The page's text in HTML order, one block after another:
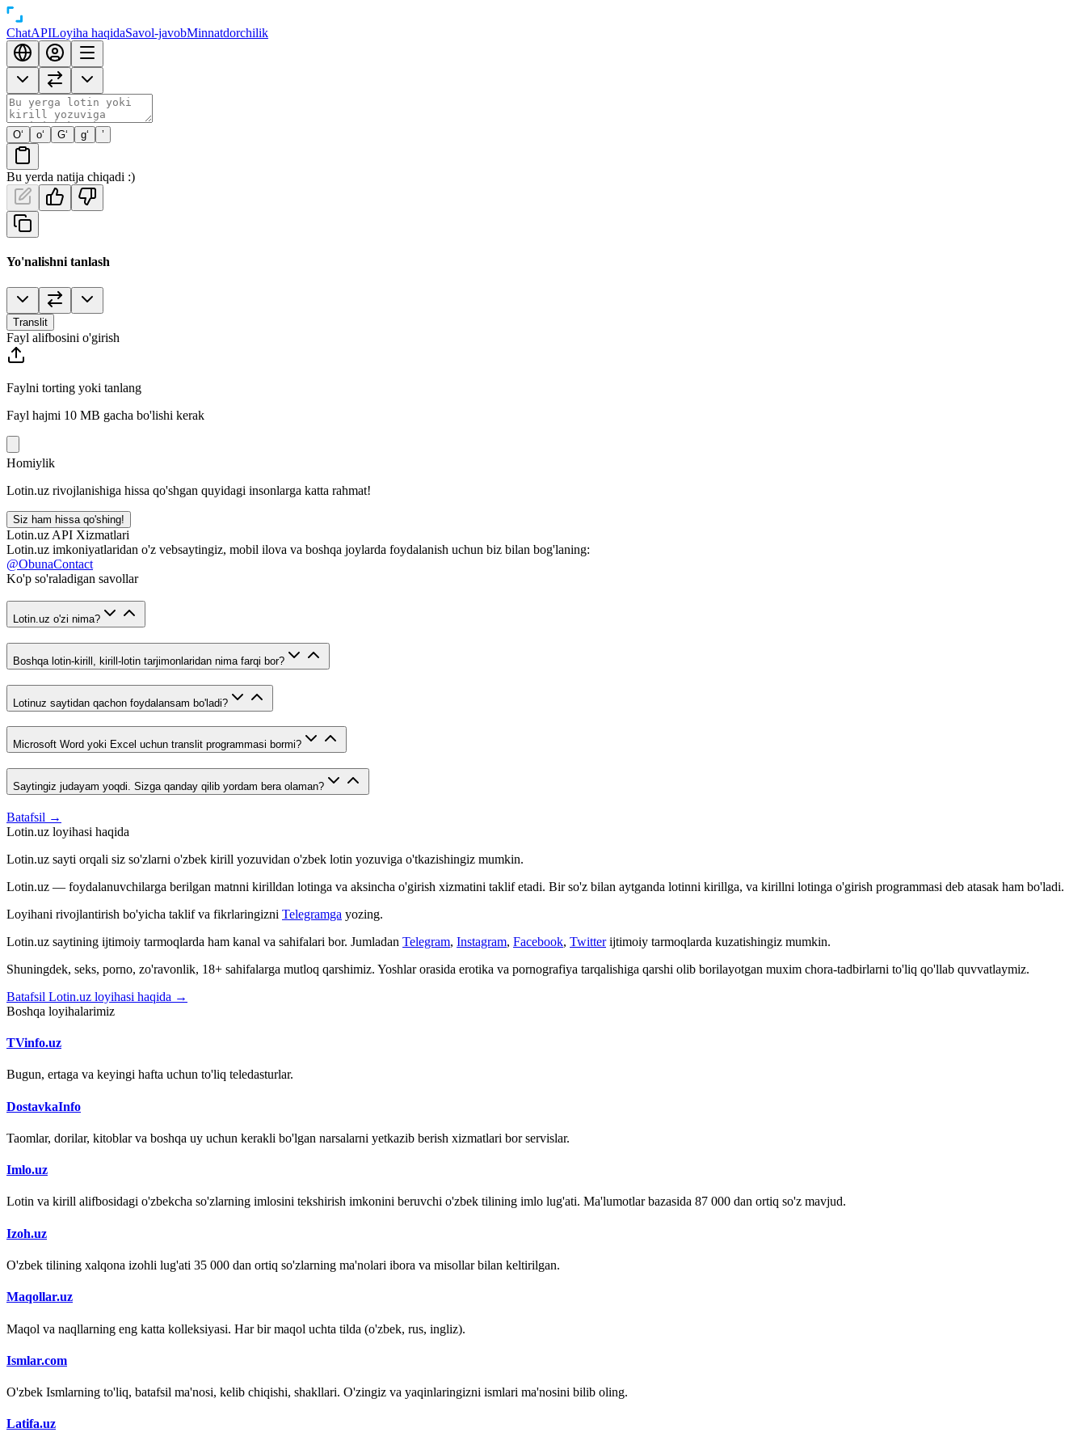
ChatAPILoyiha haqidaSavol-javobMinnatdorchilik
O‘ o‘ G‘ g‘ ’
Bu yerda natija chiqadi :)
Yo'nalishni tanlash
Translit
Fayl alifbosini o'girish
Faylni torting yoki tanlang
Fayl hajmi 10 MB gacha bo'lishi kerak
Homiylik
Lotin.uz rivojlanishiga hissa qo'shgan quyidagi insonlarga katta rahmat!
Siz ham hissa qo'shing!
Lotin.uz API Xizmatlari
Lotin.uz imkoniyatlaridan o'z vebsaytingiz, mobil ilova va boshqa joylarda foydalanish uchun biz bilan bog'laning:
@ObunaContact
Ko'p so'raladigan savollar
Lotin.uz o'zi nima?
Boshqa lotin-kirill, kirill-lotin tarjimonlaridan nima farqi bor?
Lotinuz saytidan qachon foydalansam bo'ladi?
Microsoft Word yoki Excel uchun translit programmasi bormi?
Saytingiz judayam yoqdi. Sizga qanday qilib yordam bera olaman?
Batafsil →
Lotin.uz loyihasi haqida
Lotin.uz sayti orqali siz so'zlarni o'zbek kirill yozuvidan o'zbek lotin yozuviga o'tkazishingiz mumkin.
Lotin.uz — foydalanuvchilarga berilgan matnni kirilldan lotinga va aksincha o'girish xizmatini taklif etadi. Bir so'z bilan aytganda lotinni kirillga, va kirillni lotinga o'girish programmasi deb atasak ham bo'ladi.
Loyihani rivojlantirish bo'yicha taklif va fikrlaringizni Telegramga yozing.
Lotin.uz saytining ijtimoiy tarmoqlarda ham kanal va sahifalari bor. Jumladan Telegram, Instagram, Facebook, Twitter ijtimoiy tarmoqlarda kuzatishingiz mumkin.
Shuningdek, seks, porno, zo'ravonlik, 18+ sahifalarga mutloq qarshimiz. Yoshlar orasida erotika va pornografiya tarqalishiga qarshi olib borilayotgan muxim chora-tadbirlarni to'liq qo'llab quvvatlaymiz.
Batafsil Lotin.uz loyihasi haqida →
Boshqa loyihalarimiz
TVinfo.uz
Bugun, ertaga va keyingi hafta uchun to'liq teledasturlar.
DostavkaInfo
Taomlar, dorilar, kitoblar va boshqa uy uchun kerakli bo'lgan narsalarni yetkazib berish xizmatlari bor servislar.
Imlo.uz
Lotin va kirill alifbosidagi o'zbekcha so'zlarning imlosini tekshirish imkonini beruvchi o'zbek tilining imlo lug'ati. Ma'lumotlar bazasida 87 000 dan ortiq so'z mavjud.
Izoh.uz
O'zbek tilining xalqona izohli lug'ati 35 000 dan ortiq so'zlarning ma'nolari ibora va misollar bilan keltirilgan.
Maqollar.uz
Maqol va naqllarning eng katta kolleksiyasi. Har bir maqol uchta tilda (o'zbek, rus, ingliz).
Ismlar.com
O'zbek Ismlarning to'liq, batafsil ma'nosi, kelib chiqishi, shakllari. O'zingiz va yaqinlaringizni ismlari ma'nosini bilib oling.
Latifa.uz